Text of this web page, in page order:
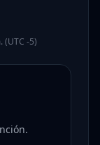
(UTC -5)